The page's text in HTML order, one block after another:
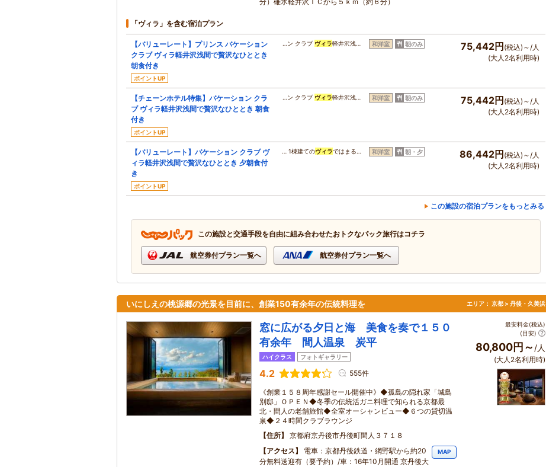
「ヴィラ」を含む宿泊プラン
【バリューレート】プリンス バケーション
クラブ ヴィラ軽井沢浅間で贅沢なひととき
朝食付き
ポイントUP
…ン クラブ ヴィラ軽井沢浅… 和洋室 朝のみ 75,442円 (税込)～/人
(大人2名利用時)
【チェーンホテル特集】バケーション クラ
ブ ヴィラ軽井沢浅間で贅沢なひととき 朝食
付き
ポイントUP
…ン クラブ ヴィラ軽井沢浅… 和洋室 朝のみ 75,442円 (税込)～/人
(大人2名利用時)
【バリューレート】バケーション クラブ ヴ
ィラ軽井沢浅間で贅沢なひととき 夕朝食付
き
ポイントUP
… 1棟建てのヴィラではまる… 和洋室 朝・夕 86,442円 (税込)～/人
(大人2名利用時)
この施設の宿泊プランをもっとみる
この施設と交通手段を自由に組み合わせたおトクなパック旅行はコチラ
航空券付プラン一覧へ 航空券付プラン一覧へ
いにしえの桃源郷の光景を目前に、創業150有余年の伝統料理を エリア： 京都 > 丹後・久美浜
窓に広がる夕日と海 美食を奏で１５０
有余年 間人温泉 炭平
ハイクラス フォトギャラリー
4.2 555件
《創業１５８周年感謝セール開催中》◆孤島の隠れ家「城島
別邸」ＯＰＥＮ◆冬季の伝統活ガニ料理で知られる京都最
北・間人の老舗旅館◆全室オーシャンビュー◆６つの貸切温
泉◆２４時間クラブラウンジ
住所
京都府京丹後市丹後町間人３７１８
アクセス
電車：京都丹後鉄道・網野駅から約20
分無料送迎有（要予約）/車：16年10月開通 京丹後大
MAP
最安料金(税込)
(目安)
80,800円～ /人
(大人2名利用時)